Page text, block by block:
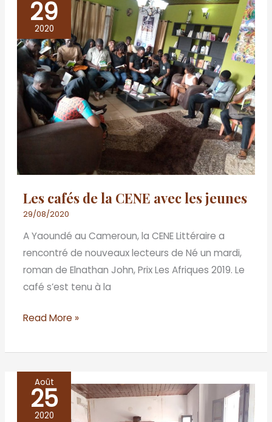
29
2020
Les cafés de la CENE avec les jeunes
29/08/2020
A Yaoundé au Cameroun, la CENE Littéraire a
rencontré de nouveaux lecteurs de Né un mardi,
roman de Elnathan John, Prix Les Afriques 2019. Le
café s’est tenu à la
Les
cafés
de
la
CENE
avec
les
jeunes
Read More »
Août
25
2020
Le
lycée